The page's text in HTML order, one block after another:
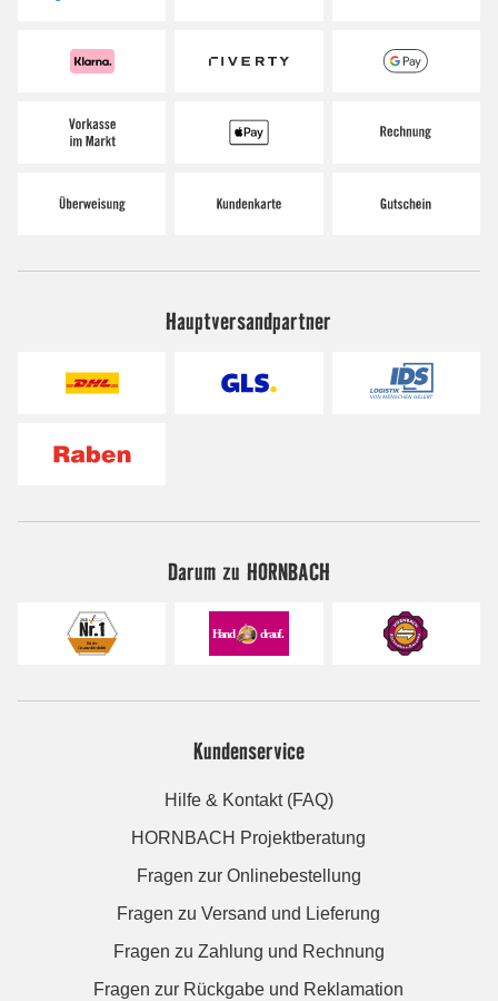
Hauptversandpartner
Darum zu HORNBACH
Kundenservice
Hilfe & Kontakt (FAQ)
HORNBACH Projektberatung
Fragen zur Onlinebestellung
Fragen zu Versand und Lieferung
Fragen zu Zahlung und Rechnung
Fragen zur Rückgabe und Reklamation